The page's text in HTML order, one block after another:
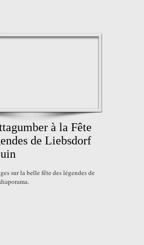
à la Fête
de Liebsdorf
sur la belle fête des légendes de